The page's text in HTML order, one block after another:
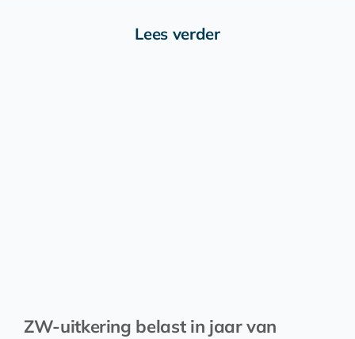
Lees verder
ZW-uitkering belast in jaar van